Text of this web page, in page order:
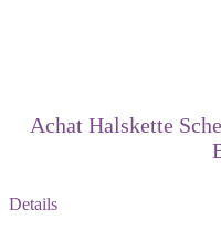
Achat Halskette
Details